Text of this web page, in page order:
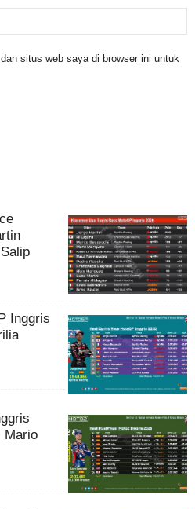
situs web saya di browser ini untuk
Inggris
Mario